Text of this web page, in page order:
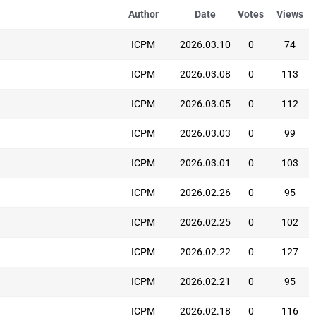
Author Date Votes Views
ICPM 2026.03.10 0 74
ICPM 2026.03.08 0 113
ICPM 2026.03.05 0 112
ICPM 2026.03.03 0 99
ICPM 2026.03.01 0 103
ICPM 2026.02.26 0 95
ICPM 2026.02.25 0 102
ICPM 2026.02.22 0 127
ICPM 2026.02.21 0 95
ICPM 2026.02.18 0 116